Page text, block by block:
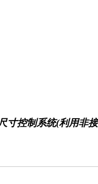
寸控制系统(利用